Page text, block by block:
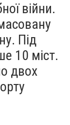
війни.
Під
10 міст.
двох